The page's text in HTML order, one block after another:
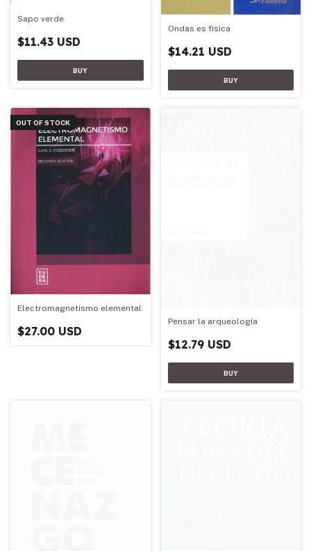
Sapo verde
$11.43 USD
Ondas es física
$14.21 USD
OUT OF STOCK
Electromagnetismo elemental
$27.00 USD
Pensar la arqueología
$12.79 USD